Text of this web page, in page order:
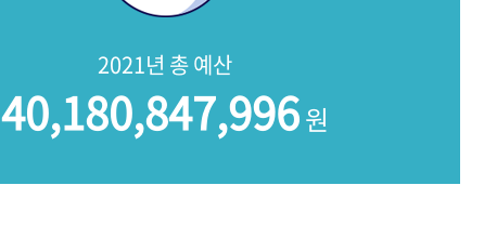
2021년 총 예산
40,180,847,996원